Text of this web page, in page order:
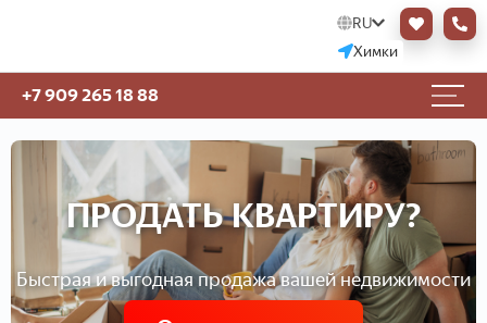
RU
Химки
+7 909 265 18 88
ПРОДАТЬ КВАРТИРУ?
Быстрая и выгодная продажа вашей недвижимости